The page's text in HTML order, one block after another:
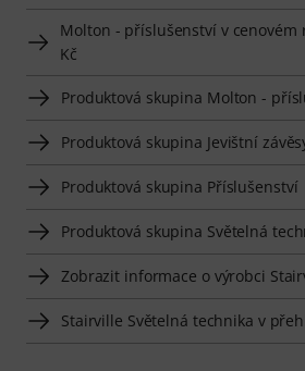
Molton - příslušenství v cenovém
Kč
Produktová skupina Molton -
Produktová skupina Jevištní
Produktová skupina Příslušenství
Produktová skupina Světelná
Zobrazit informace o výrobci
Stairville Světelná technika v